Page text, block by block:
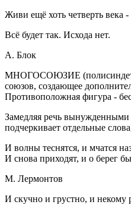
Живи ещё хоть четверть века -
Всё будет так. Исхода нет.
А. Блок
МНОГОСОЮЗИЕ
союзов, создающее
Противоположная фигура -
Замедляя речь
подчеркивает отдельные
И волны теснятся, и мчатся
И снова приходят, и о берег
М. Лермонтов
И скучно и грустно, и некому